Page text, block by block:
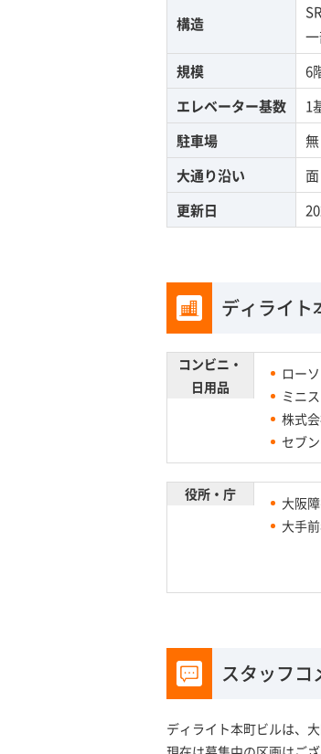
構造
規模
6
エレベーター基数
1
駐車場
大通り沿い
更新日
ディライト
コンビニ・
日用品
ロー
ミニ
株式
セブ
役所・庁
大阪
大手
スタッフコ
ディライト本町ビルは、